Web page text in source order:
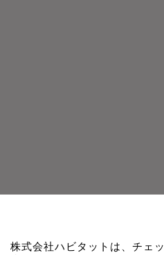
株式会社ハビタットは、チェ